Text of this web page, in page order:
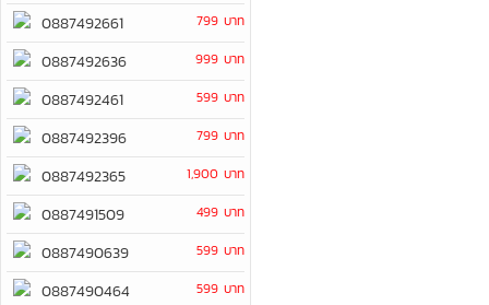
0887492661 799 บาท
0887492636 999 บาท
0887492461 599 บาท
0887492396 799 บาท
0887492365 1,900 บาท
0887491509 499 บาท
0887490639 599 บาท
0887490464 599 บาท